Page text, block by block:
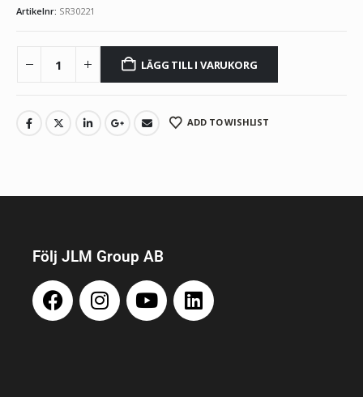
Artikelnr: SR30221
LÄGG TILL I VARUKORG
ADD TO WISHLIST
Följ JLM Group AB